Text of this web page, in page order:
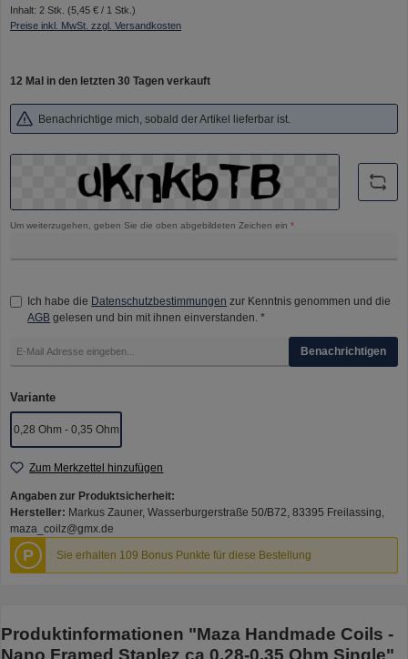
Inhalt: 2 Stk. (5,45 € / 1 Stk.)
Preise inkl. MwSt. zzgl. Versandkosten
12 Mal in den letzten 30 Tagen verkauft
Benachrichtige mich, sobald der Artikel lieferbar ist.
Um weiterzugehen, geben Sie die oben abgebildeten Zeichen ein *
Ich habe die Datenschutzbestimmungen zur Kenntnis genommen und die
AGB gelesen und bin mit ihnen einverstanden. *
Benachrichtigen
Varianteauswählen
0,28 Ohm - 0,35 Ohm
Zum Merkzettel hinzufügen
Angaben zur Produktsicherheit:
Hersteller: Markus Zauner, Wasserburgerstraße 50/B72, 83395 Freilassing,
maza_coilz@gmx.de
P Sie erhalten 109 Bonus Punkte für diese Bestellung
Produktinformationen "Maza Handmade Coils -
Nano Framed Staplez ca 0,28-0.35 Ohm Single"